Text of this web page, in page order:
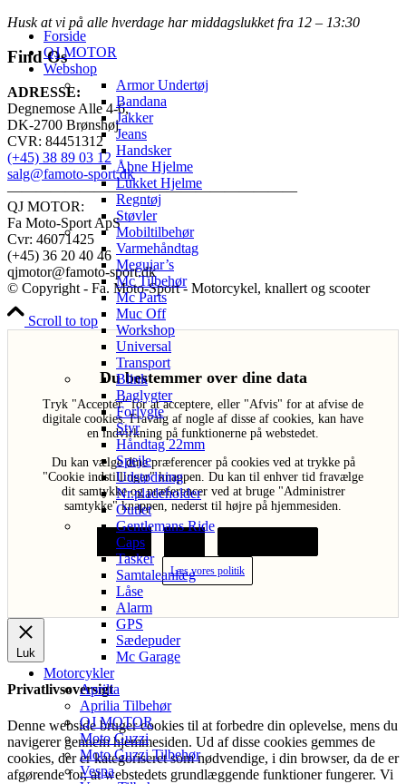
Forside
QJ MOTOR
Webshop
Armor Undertøj
Bandana
Jakker
Jeans
Handsker
Åbne Hjelme
Lukket Hjelme
Regntøj
Støvler
Mobiltilbehør
Varmehåndtag
Meguiar’s
Mc Tilbehør
Mc Parts
Muc Off
Workshop
Universal
Transport
Blink
Baglygter
Forlygte
Styr
Håndtag 22mm
Spejle
Udstødning
Nr.pladeholder
Outlet
Gentlemans Ride
Caps
Tasker
Samtaleanlæg
Låse
Alarm
GPS
Sædepuder
Mc Garage
Motorcykler
Aprilia
Aprilia Tilbehør
QJ MOTOR
Moto Guzzi
Moto Guzzi Tilbehør
Vespa
Husk at vi på alle hverdage har middagslukket fra 12 – 13:30
Find Os
ADRESSE:
Degnemose Alle 4-6,
DK-2700 Brønshøj
CVR: 84451312
(+45) 38 89 03 12
salg@famoto-sport.dk
————————————————————
QJ MOTOR:
Fa Moto-Sport ApS
Cvr: 46071425
(+45) 36 20 40 46
qjmotor@famoto-sport.dk
© Copyright - Fa. Moto-Sport - Motorcykel, knallert og scooter
Scroll to top
Du bestemmer over dine data
Tryk "Acceptér" for at acceptere, eller "Afvis" for at afvise de
digitale cookies. Fravalg af nogle af disse af cookies, kan have
en indvirkning på funktionerne på webstedet.
Du kan vælge dine præferencer på cookies ved at trykke på
"Cookie indstillinger" knappen. Du kan til enhver tid fravælge
dit samtykke og præferencer ved at bruge "Administrer
samtykke" knappen, nederst til højre på hjemmesiden.
Acceptér
Læs vores politik
Luk
Privatlivsoversigt
Denne webside bruger cookies til at forbedre din oplevelse, mens du
navigerer gennem hjemmesiden. Ud af disse cookies gemmes de
cookies, der er kategoriseret som nødvendige, i din browser, da de er
afgørende for, at webstedets grundlæggende funktioner fungerer. Vi